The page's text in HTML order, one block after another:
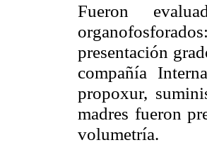
Fueron
presentación
compañía
propoxur,
madres fueron
volumetría.